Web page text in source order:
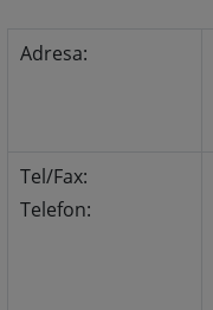
Adresa:
Tel/Fax:
Telefon: